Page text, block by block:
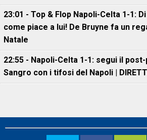
23:01 - Top & Flop Napoli-Celta 1-1:
come piace a lui! De Bruyne fa un
Natale
22:55 - Napoli-Celta 1-1: segui il
Sangro con i tifosi del Napoli |